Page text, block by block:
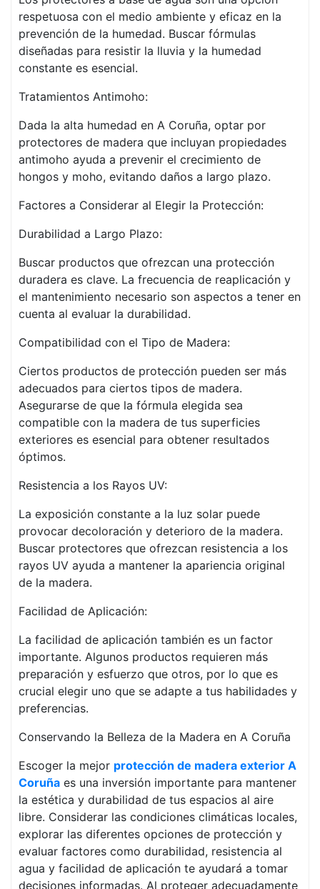
respetuosa con el medio ambiente y eficaz en la
prevención de la humedad. Buscar fórmulas
diseñadas para resistir la lluvia y la humedad
constante es esencial.
Tratamientos Antimoho:
Dada la alta humedad en A Coruña, optar por
protectores de madera que incluyan propiedades
antimoho ayuda a prevenir el crecimiento de
hongos y moho, evitando daños a largo plazo.
Factores a Considerar al Elegir la Protección:
Durabilidad a Largo Plazo:
Buscar productos que ofrezcan una protección
duradera es clave. La frecuencia de reaplicación y
el mantenimiento necesario son aspectos a tener en
cuenta al evaluar la durabilidad.
Compatibilidad con el Tipo de Madera:
Ciertos productos de protección pueden ser más
adecuados para ciertos tipos de madera.
Asegurarse de que la fórmula elegida sea
compatible con la madera de tus superficies
exteriores es esencial para obtener resultados
óptimos.
Resistencia a los Rayos UV:
La exposición constante a la luz solar puede
provocar decoloración y deterioro de la madera.
Buscar protectores que ofrezcan resistencia a los
rayos UV ayuda a mantener la apariencia original
de la madera.
Facilidad de Aplicación:
La facilidad de aplicación también es un factor
importante. Algunos productos requieren más
preparación y esfuerzo que otros, por lo que es
crucial elegir uno que se adapte a tus habilidades y
preferencias.
Conservando la Belleza de la Madera en A Coruña
Escoger la mejor protección de madera exterior A
Coruña es una inversión importante para mantener
la estética y durabilidad de tus espacios al aire
libre. Considerar las condiciones climáticas locales,
explorar las diferentes opciones de protección y
evaluar factores como durabilidad, resistencia al
agua y facilidad de aplicación te ayudará a tomar
decisiones informadas. Al proteger adecuadamente